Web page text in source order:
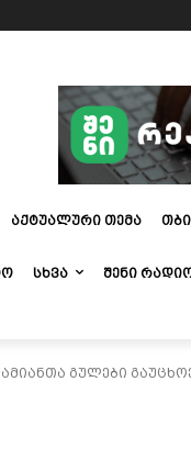
ᲐᲥᲢᲣᲐᲚᲣᲠᲘ ᲗᲔᲛᲐ
ᲡᲮᲕᲐ ᲨᲔᲜᲘ
გულები